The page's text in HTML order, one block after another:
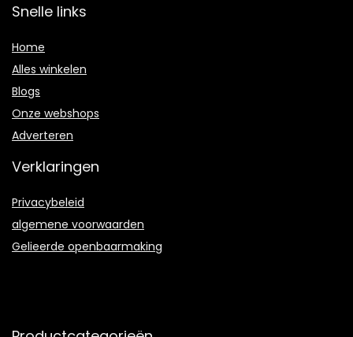
Snelle links
Home
Alles winkelen
Blogs
Onze webshops
Adverteren
Verklaringen
Privacybeleid
algemene voorwaarden
Gelieerde openbaarmaking